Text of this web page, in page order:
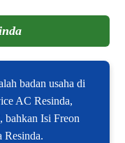
badan usaha di
AC Resinda,
bahkan Isi Freon
Resinda.